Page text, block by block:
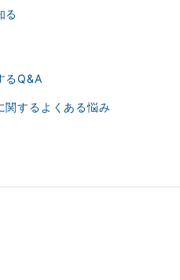
る
るQ&A
関するよくある悩み